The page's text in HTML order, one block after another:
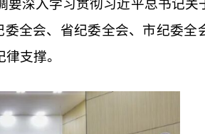
要深入学习贯彻习近平总书记关
委全会、省纪委全会、市纪委全
支撑。